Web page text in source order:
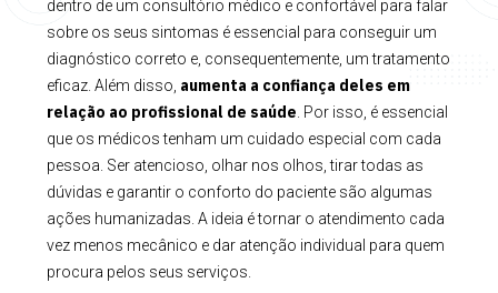
dentro de um consultório médico e confortável para falar
sobre os seus sintomas é essencial para conseguir um
diagnóstico correto e, consequentemente, um tratamento
eficaz. Além disso, aumenta a confiança deles em
relação ao profissional de saúde . Por isso, é essencial
que os médicos tenham um cuidado especial com cada
pessoa. Ser atencioso, olhar nos olhos, tirar todas as
dúvidas e garantir o conforto do paciente são algumas
ações humanizadas. A ideia é tornar o atendimento cada
vez menos mecânico e dar atenção individual para quem
procura pelos seus serviços.